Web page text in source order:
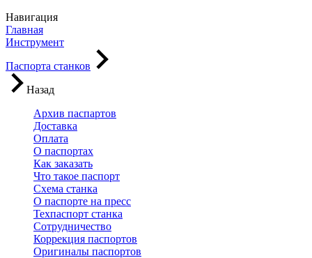
Навигация
Главная
Инструмент
Паспорта станков
Назад
Архив паспартов
Доставка
Оплата
О паспортах
Как заказать
Что такое паспорт
Схема станка
О паспорте на пресс
Техпаспорт станка
Сотрудничество
Коррекция паспортов
Оригиналы паспортов